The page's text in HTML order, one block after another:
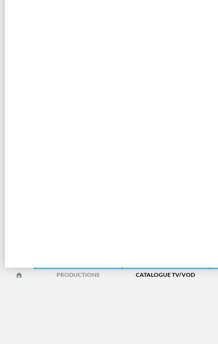
PRODUCTIONS CATALOGUE TV/VOD